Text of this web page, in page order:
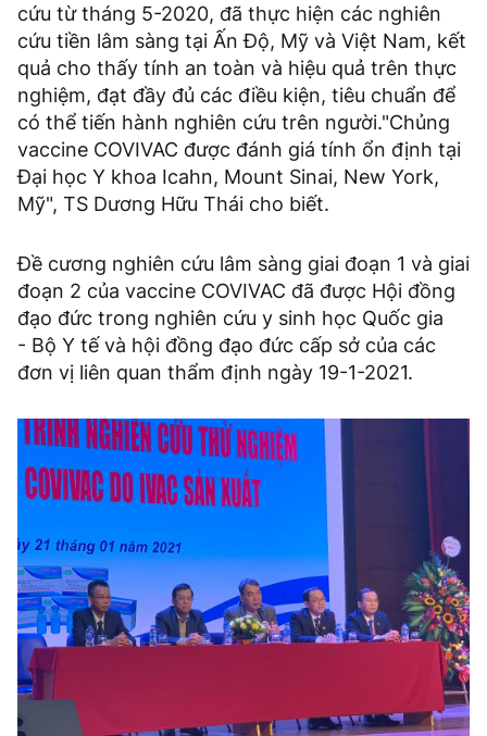
cứu từ tháng 5-2020, đã thực hiện các nghiên
cứu tiền lâm sàng tại Ấn Độ, Mỹ và Việt Nam, kết
quả cho thấy tính an toàn và hiệu quả trên thực
nghiệm, đạt đầy đủ các điều kiện, tiêu chuẩn để
có thể tiến hành nghiên cứu trên người."Chủng
vaccine COVIVAC được đánh giá tính ổn định tại
Đại học Y khoa Icahn, Mount Sinai, New York,
Mỹ", TS Dương Hữu Thái cho biết.
Đề cương nghiên cứu lâm sàng giai đoạn 1 và giai
đoạn 2 của vaccine COVIVAC đã được Hội đồng
đạo đức trong nghiên cứu y sinh học Quốc gia
- Bộ Y tế và hội đồng đạo đức cấp sở của các
đơn vị liên quan thẩm định ngày 19-1-2021.